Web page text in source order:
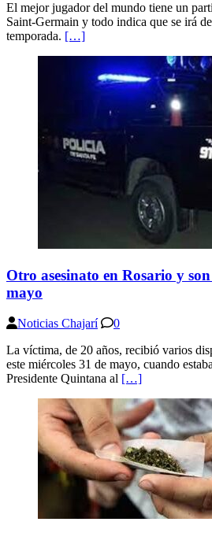
El mejor jugador del mundo tiene un
Saint-Germain y todo indica que se irá
temporada. […]
Otro asesinato en Rosario y
mayo
Noticias Chajarí
0
La víctima, de 20 años, recibió varios
este miércoles 31 de mayo, cuando
Presidente Quintana al […]